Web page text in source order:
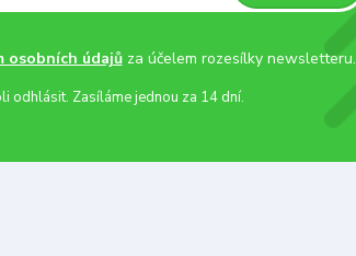
osobních údajůza účelem rozesílky newsletteru.
odhlásit. Zasíláme jednou za 14 dní.